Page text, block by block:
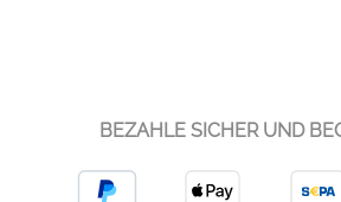
BEZAHLE SICHER UND